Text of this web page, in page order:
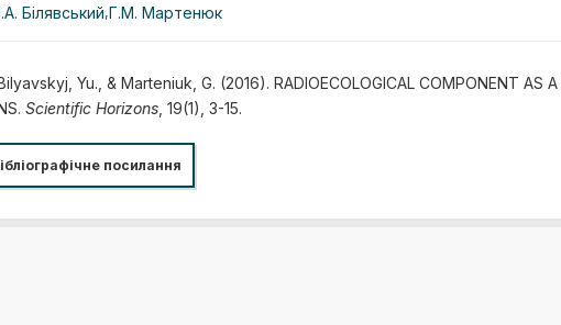
Білявський,Г.М. Мартенюк
Yu., & Marteniuk, G. (2016). RADIOECOLOGICAL COMPONENT AS
Scientific Horizons, 19(1), 3-15.
посилання